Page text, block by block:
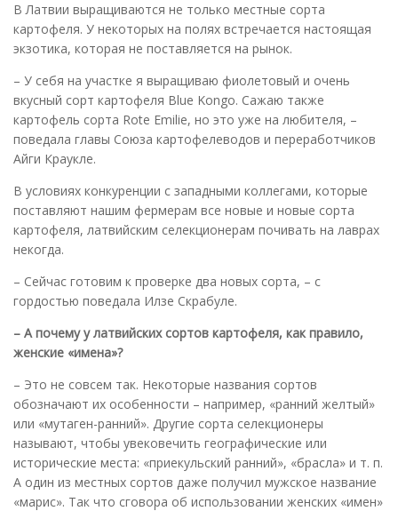
В Латвии выращиваются не только местные сорта
картофеля. У некоторых на полях встречается настоящая
экзотика, которая не поставляется на рынок.
– У себя на участке я выращиваю фиолетовый и очень
вкусный сорт картофеля Blue Kongo. Сажаю также
картофель сорта Rote Emilie, но это уже на любителя, –
поведала главы Союза картофелеводов и переработчиков
Айги Краукле.
В условиях конкуренции с западными коллегами, которые
поставляют нашим фермерам все новые и новые сорта
картофеля, латвийским селекционерам почивать на лаврах
некогда.
– Сейчас готовим к проверке два новых сорта, – с
гордостью поведала Илзе Скрабуле.
– А почему у латвийских сортов картофеля, как правило,
женские «имена»?
– Это не совсем так. Некоторые названия сортов
обозначают их особенности – например, «ранний желтый»
или «мутаген-ранний». Другие сорта селекционеры
называют, чтобы увековечить географические или
исторические места: «приекульский ранний», «брасла» и т. п.
А один из местных сортов даже получил мужское название
«марис». Так что сговора об использовании женских «имен»